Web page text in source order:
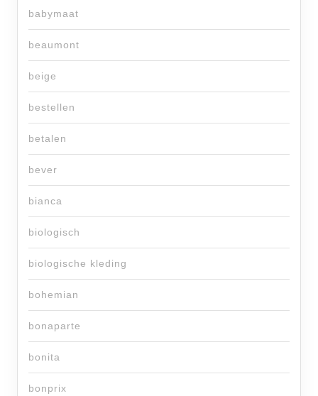
babymaat
beaumont
beige
bestellen
betalen
bever
bianca
biologisch
biologische kleding
bohemian
bonaparte
bonita
bonprix